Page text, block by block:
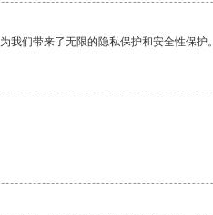
我们带来了无限的隐私保护和安全性保护。